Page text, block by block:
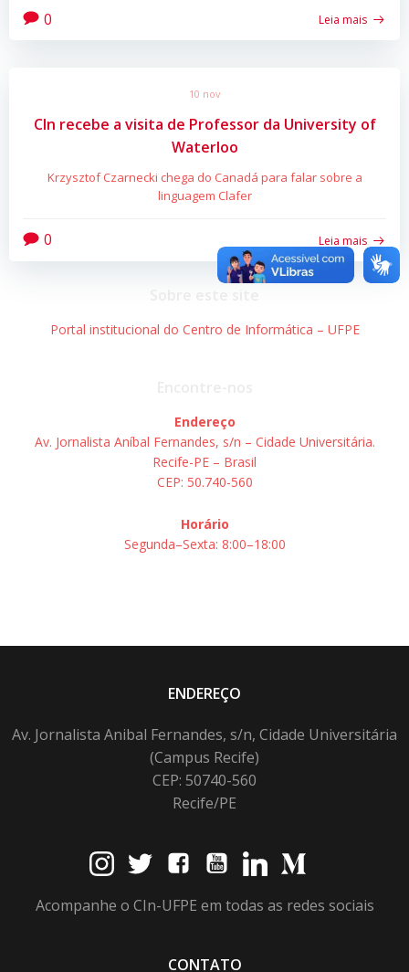
0 Leia mais
10 nov
CIn recebe a visita de Professor da University of
Waterloo
Krzysztof Czarnecki chega do Canadá para falar sobre a
linguagem Clafer
0 Leia mais
Portal institucional do Centro de Informática – UFPE
Endereço
Av. Jornalista Aníbal Fernandes, s/n – Cidade Universitária.
Recife-PE – Brasil
CEP: 50.740-560
Horário
Segunda–Sexta: 8:00–18:00
ENDEREÇO
Av. Jornalista Anibal Fernandes, s/n, Cidade Universitária
(Campus Recife)
CEP: 50740-560
Recife/PE
Acompanhe o CIn-UFPE em todas as redes sociais
CONTATO